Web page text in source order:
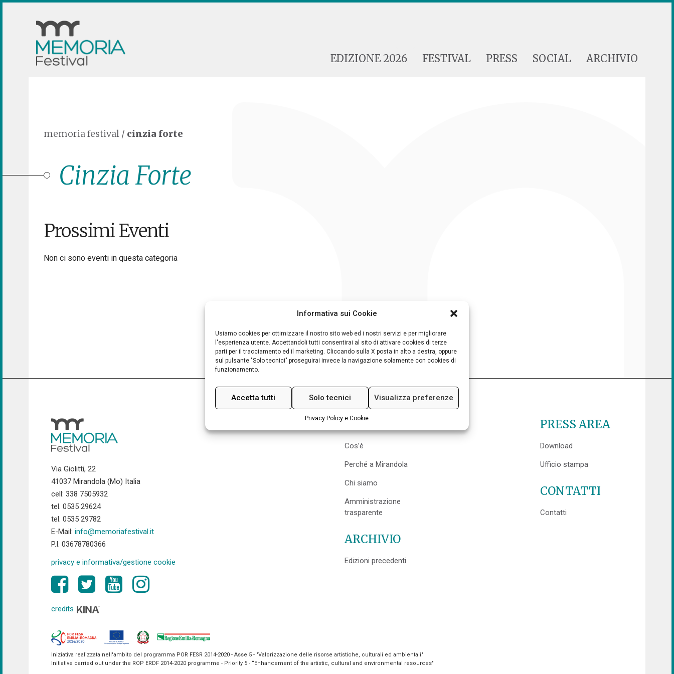
Informativa sui Cookie
Usiamo cookies per ottimizzare il nostro sito web ed i nostri servizi e per migliorare
l'esperienza utente. Accettandoli tutti consentirai al sito di attivare cookies di terze
parti per il tracciamento ed il marketing. Cliccando sulla X posta in alto a destra, oppure
sul pulsante "Solo tecnici" proseguirai invece la navigazione solamente con cookies di
funzionamento.
Accetta tutti Solo tecnici Visualizza preferenze
Privacy Policy e Cookie
EDIZIONE 2026 FESTIVAL PRESS SOCIAL ARCHIVIO
memoria festival / cinzia forte
Cinzia Forte
Prossimi Eventi
Non ci sono eventi in questa categoria
Via Giolitti, 22
41037 Mirandola (Mo) Italia
cell: 338 7505932
tel. 0535 29624
tel. 0535 29782
E-Mail: info@memoriafestival.it
P.I. 03678780366
privacy e informativa/gestione cookie
credits
FESTIVAL
Cos’è
Perché a Mirandola
Chi siamo
Amministrazione
trasparente
ARCHIVIO
Edizioni precedenti
PRESS AREA
Download
Ufficio stampa
CONTATTI
Contatti
Iniziativa realizzata nell'ambito del programma POR FESR 2014-2020 - Asse 5 - "Valorizzazione delle risorse artistiche, culturali ed ambientali"
Initiative carried out under the ROP ERDF 2014-2020 programme - Priority 5 - “Enhancement of the artistic, cultural and environmental resources"